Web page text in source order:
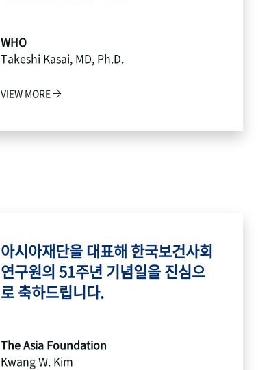
WHO
Takeshi Kasai, MD, Ph.D.
VIEW MORE
아시아재단을 대표해 한국보건사회
연구원의 51주년 기념일을 진심으
로 축하드립니다.
The Asia Foundation
Kwang W. Kim